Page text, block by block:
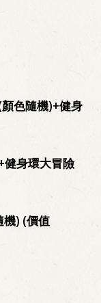
色隨機)+健身
身環大冒險
) (價值